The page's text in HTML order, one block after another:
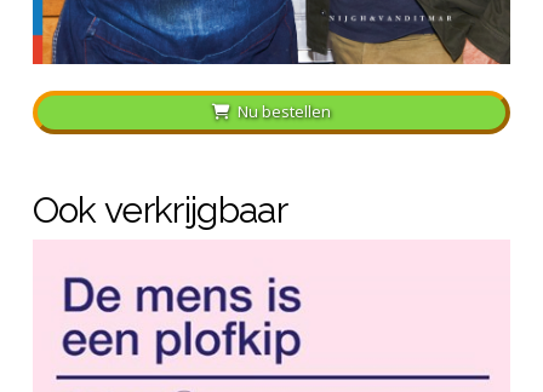
Nu bestellen
Ook verkrijgbaar